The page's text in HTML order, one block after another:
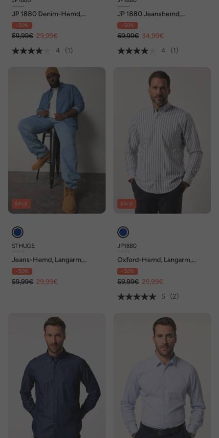
JP 1880 Denim-Hemd,
Langarm, Buttondown-
Kragen, Modern Basic Fit, bis
8 XL
- 50%
59,99€ 29,99€
4
(1)
JP 1880 Jeanshemd,
Langarm, Vintage-Look,
Kentkragen, Modern Fit, bis 8
XL
- 50%
69,99€ 34,99€
4
(1)
SALE
STHUGE
Jeans-Hemd, Langarm,
Alloverprint, Modern Fit,
Kentkragen, bis 8 XL
- 50%
59,99€ 29,99€
SALE
JP1880
Oxford-Hemd, Langarm,
Buttondown-Kragen, Modern
Fit, bis 8 XL
- 50%
59,99€ 29,99€
5
(2)